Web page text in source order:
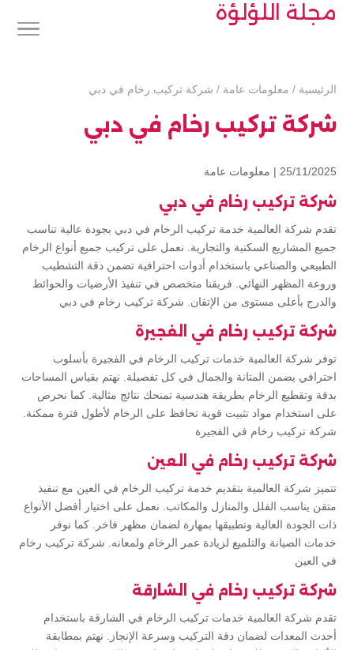
مجلة اللؤلؤة
الرئيسية / معلومات عامة / شركة تركيب رخام في دبي
شركة تركيب رخام في دبي
25/11/2025 | معلومات عامة
شركة تركيب رخام في دبي
تقدم شركة العالمية خدمة تركيب الرخام في دبي بجودة عالية تناسب
جميع المشاريع السكنية والتجارية. نعمل على تركيب جميع أنواع الرخام
الطبيعي والصناعي باستخدام أدوات احترافية تضمن دقة التشطيب
وروعة المظهر النهائي. فريقنا متخصص في تنفيذ الأرضيات والحوائط
والدرج بأعلى مستوى من الإتقان. شركة تركيب رخام في دبي
شركة تركيب رخام في الفجيرة
توفر شركة العالمية خدمات تركيب الرخام في الفجيرة بأسلوب
احترافي يضمن المتانة والجمال في كل تفصيلة. نهتم بقياس المساحات
بدقة وتقطيع الرخام بطريقة هندسية تمنحك نتائج مثالية. كما نحرص
على استخدام مواد تثبيت قوية تحافظ على الرخام لأطول فترة ممكنة.
شركة تركيب رخام في الفجيرة
شركة تركيب رخام في العين
تتميز شركة العالمية بتقديم خدمة تركيب الرخام في العين مع تنفيذ
متقن يناسب الفلل والمنازل والمكاتب. نعمل على اختيار أفضل الأنواع
ذات الجودة العالية وتطبيقها بمهارة لضمان مظهر فاخر. كما نوفر
خدمات الصيانة والتلميع لزيادة عمر الرخام ولمعانه. شركة تركيب رخام
في العين
شركة تركيب رخام في الشارقة
تقدم شركة العالمية خدمات تركيب الرخام في الشارقة باستخدام
أحدث المعدات لضمان دقة التركيب وسرعة الإنجاز. نهتم بمطابقة